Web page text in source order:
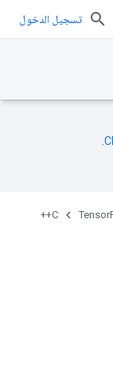
تسجيل الدخول
C++